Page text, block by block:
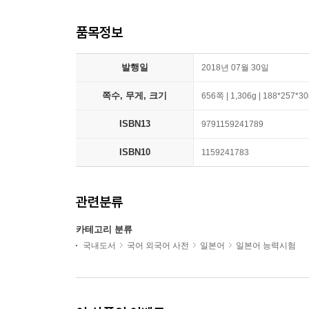
품목정보
발행일 2018년 07월 30일
쪽수, 무게, 크기 656쪽 | 1,306g |
ISBN13 9791159241789
ISBN10 1159241783
관련분류
카테고리 분류
국내도서 국어 외국어 사전 일본어 일본어 능력시험